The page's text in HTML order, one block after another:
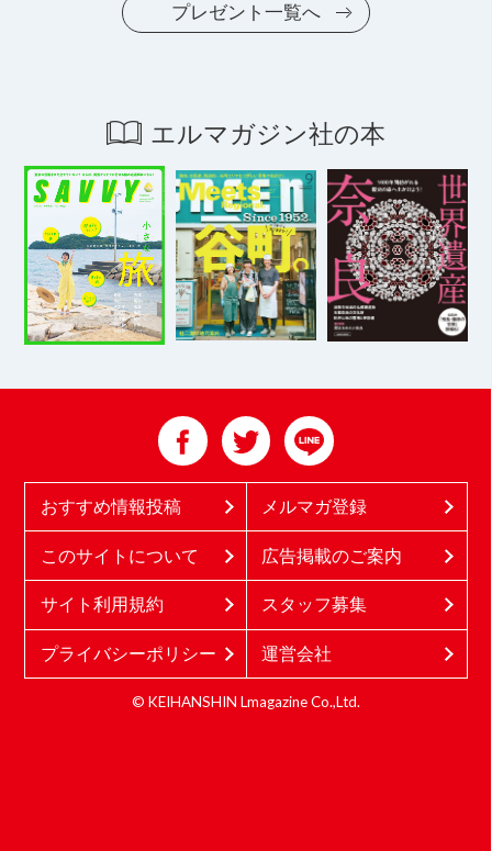
プレゼント一覧へ
エルマガジン社の本
おすすめ情報投稿 メルマガ登録
このサイトについて 広告掲載のご案内
サイト利用規約 スタッフ募集
プライバシーポリシー 運営会社
© KEIHANSHIN Lmagazine Co.,Ltd.